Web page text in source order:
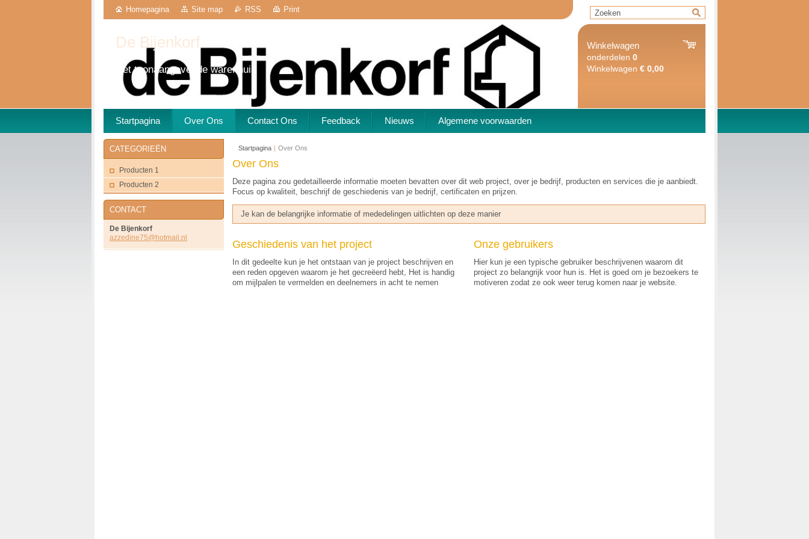
Homepagina Site map RSS Print
De Bijenkorf
Hét toonaangevende warenhuis
Winkelwagen
onderdelen 0
Winkelwagen € 0,00
Startpagina Over Ons Contact Ons Feedback Nieuws Algemene voorwaarden
Startpagina | Over Ons
Over Ons
Deze pagina zou gedetailleerde informatie moeten bevatten over dit web project, over je bedrijf, producten en services die je aanbiedt.
Focus op kwaliteit, beschrijf de geschiedenis van je bedrijf, certificaten en prijzen.
Je kan de belangrijke informatie of mededelingen uitlichten op deze manier
Geschiedenis van het project
In dit gedeelte kun je het ontstaan van je project beschrijven en
een reden opgeven waarom je het gecreëerd hebt, Het is handig
om mijlpalen te vermelden en deelnemers in acht te nemen
Onze gebruikers
Hier kun je een typische gebruiker beschrijvenen waarom dit
project zo belangrijk voor hun is. Het is goed om je bezoekers te
motiveren zodat ze ook weer terug komen naar je website.
CATEGORIEËN
Producten 1
Producten 2
CONTACT
De Bijenkorf
azzedine75@hotmail.nl